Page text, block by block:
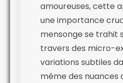
amoureuses, cette
une importance
mensonge se trahit
travers des micro-
variations subtiles
même des nuances